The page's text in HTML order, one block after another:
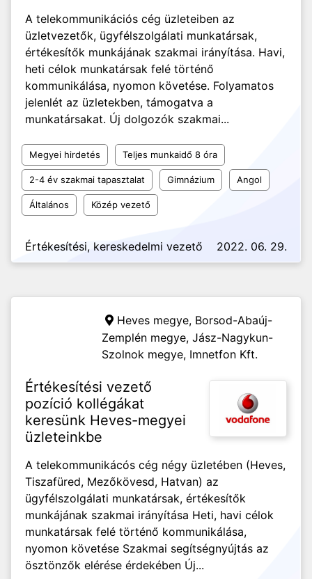
A telekommunikációs cég üzleteiben az
üzletvezetők, ügyfélszolgálati munkatársak,
értékesítők munkájának szakmai irányítása. Havi,
heti célok munkatársak felé történő
kommunikálása, nyomon követése. Folyamatos
jelenlét az üzletekben, támogatva a
munkatársakat. Új dolgozók szakmai...
Megyei hirdetés Teljes munkaidő 8 óra
2-4 év szakmai tapasztalat Gimnázium Angol
Általános Közép vezető
Értékesítési, kereskedelmi vezető 2022. 06. 29.
Heves megye, Borsod-Abaúj-
Zemplén megye, Jász-Nagykun-
Szolnok megye, Imnetfon Kft.
Értékesítési vezető
pozíció kollégákat
keresünk Heves-megyei
üzleteinkbe
A telekommunikácós cég négy üzletében (Heves,
Tiszafüred, Mezőkövesd, Hatvan) az
ügyfélszolgálati munkatársak, értékesítők
munkájának szakmai irányítása Heti, havi célok
munkatársak felé történő kommunikálása,
nyomon követése Szakmai segítségnyújtás az
ösztönzők elérése érdekében Új...